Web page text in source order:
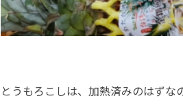
とうもろこしは、加熱済みのはずな